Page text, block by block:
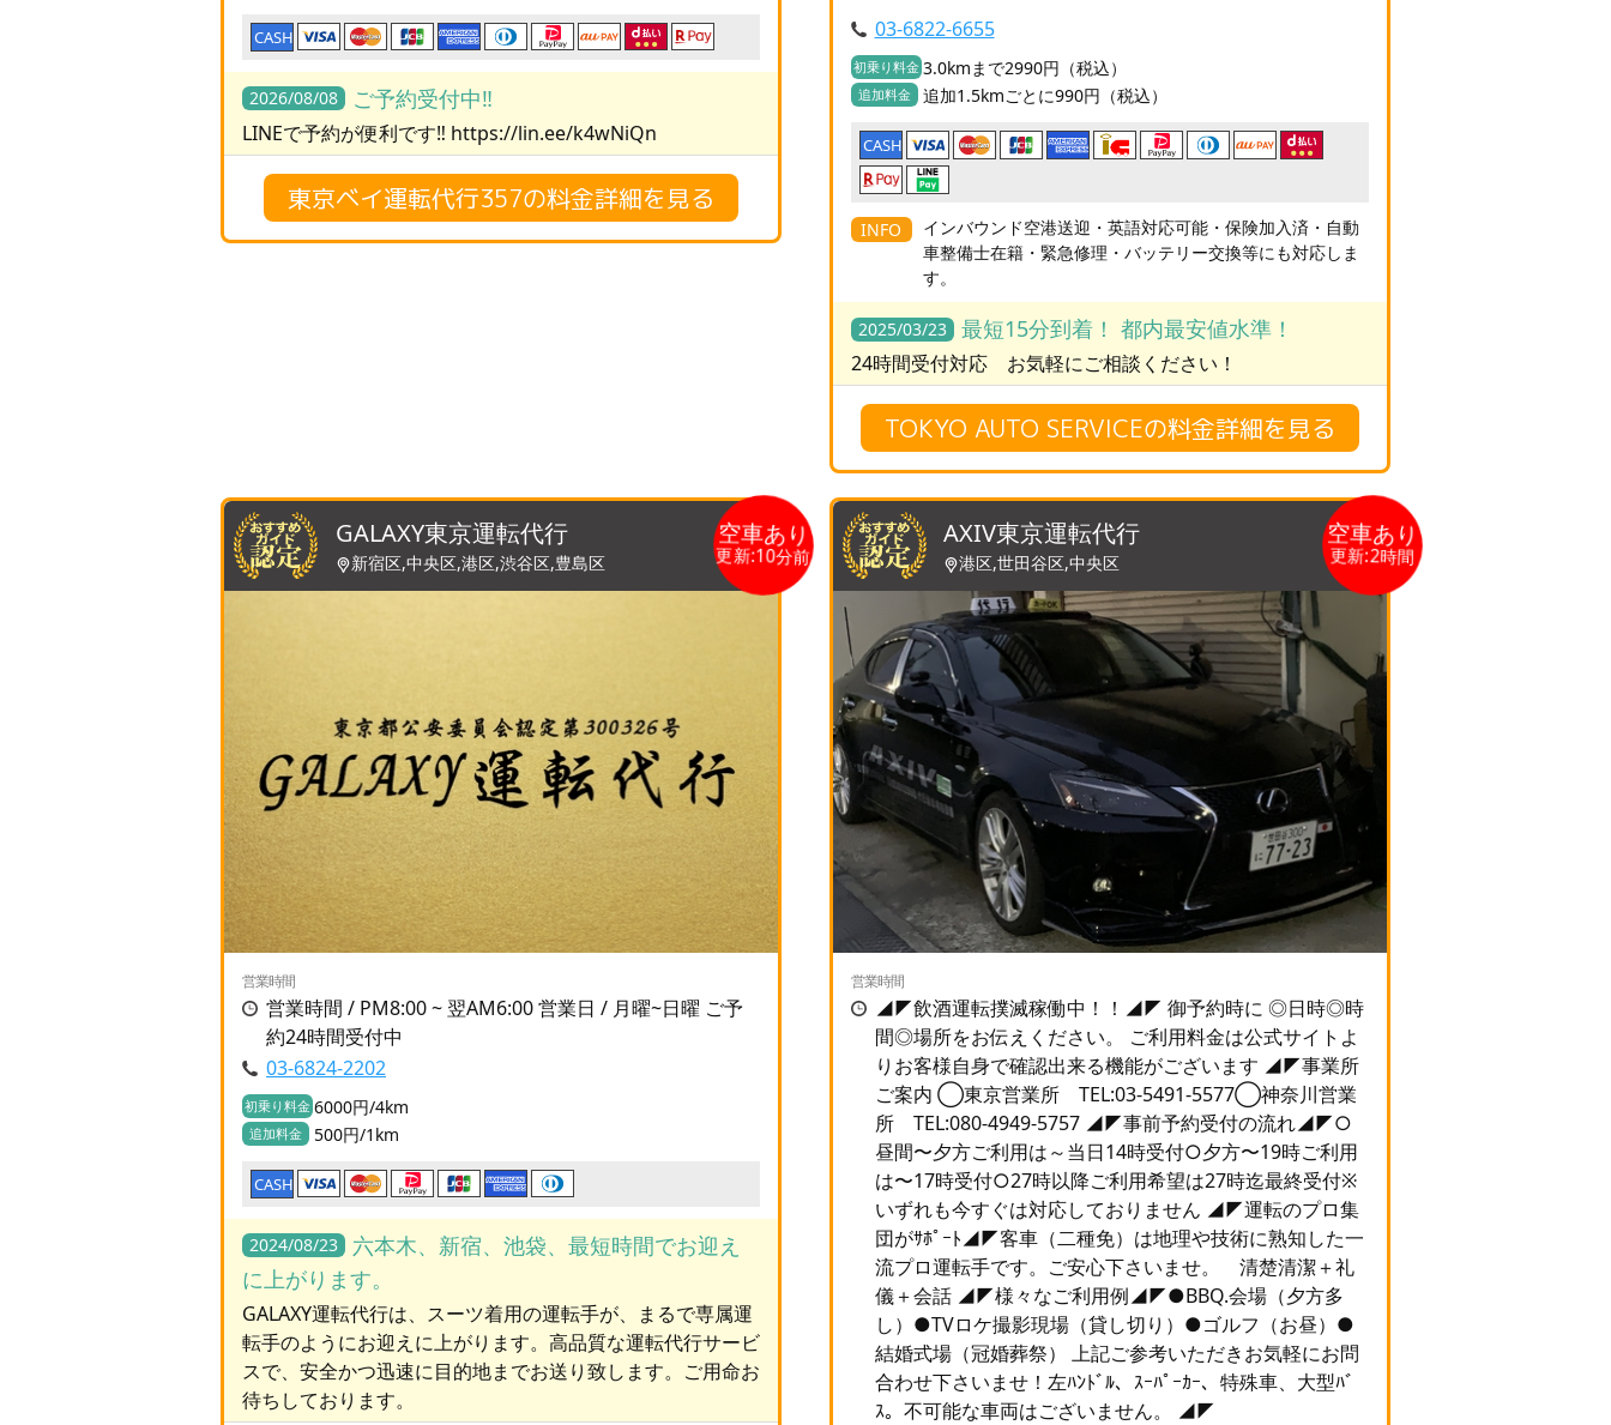
CASH
2026/08/08 ご予約受付中‼️
LINEで予約が便利です‼️ https://lin.ee/k4wNiQn
東京ベイ運転代行357の料金詳細を見る
03-6822-6655
初乗り料金 3.0kmまで2990円（税込）
追加料金 追加1.5kmごとに990円（税込）
CASH
INFO
インバウンド空港送迎・英語対応可能・保険加入済・自動
車整備士在籍・緊急修理・バッテリー交換等にも対応しま
す。
2025/03/23 最短15分到着！ 都内最安値水準！
24時間受付対応 お気軽にご相談ください！
TOKYO AUTO SERVICEの料金詳細を見る
GALAXY東京運転代行
新宿区,中央区,港区,渋谷区,豊島区
空車あり
更新:10分前
営業時間
営業時間 / PM8:00 ~ 翌AM6:00 営業日 / 月曜~日曜 ご予
約24時間受付中
03-6824-2202
初乗り料金 6000円/4km
追加料金 500円/1km
CASH
2024/08/23
六本木、新宿、池袋、最短時間でお迎え
に上がります。
GALAXY運転代行は、スーツ着用の運転手が、まるで専属運
転手のようにお迎えに上がります。高品質な運転代行サービ
スで、安全かつ迅速に目的地までお送り致します。ご用命お
待ちしております。
AXIV東京運転代行
港区,世田谷区,中央区
空車あり
更新:2時間
営業時間
◢◤飲酒運転撲滅稼働中！！◢◤ 御予約時に ◎日時◎時
間◎場所をお伝えください。 ご利用料金は公式サイトよ
りお客様自身で確認出来る機能がございます ◢◤事業所
ご案内 ◯東京営業所 TEL:03-5491-5577◯神奈川営業
所 TEL:080-4949-5757 ◢◤事前予約受付の流れ◢◤○
昼間〜夕方ご利用は～当日14時受付○夕方〜19時ご利用
は〜17時受付○27時以降ご利用希望は27時迄最終受付※
いずれも今すぐは対応しておりません ◢◤運転のプロ集
団がｻﾎﾟｰﾄ◢◤客車（二種免）は地理や技術に熟知した一
流プロ運転手です。ご安心下さいませ。 清楚清潔＋礼
儀＋会話 ◢◤様々なご利用例◢◤●BBQ.会場（夕方多
し）●TVロケ撮影現場（貸し切り）●ゴルフ（お昼）●
結婚式場（冠婚葬祭） 上記ご参考いただきお気軽にお問
合わせ下さいませ！左ﾊﾝﾄﾞﾙ、ｽｰﾊﾟｰｶｰ、特殊車、大型ﾊﾞ
ｽ。不可能な車両はございません。 ◢◤